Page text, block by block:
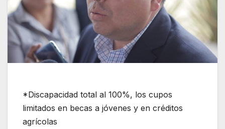
*Discapacidad total al 100%, los cupos
limitados en becas a jóvenes y en créditos
agrícolas